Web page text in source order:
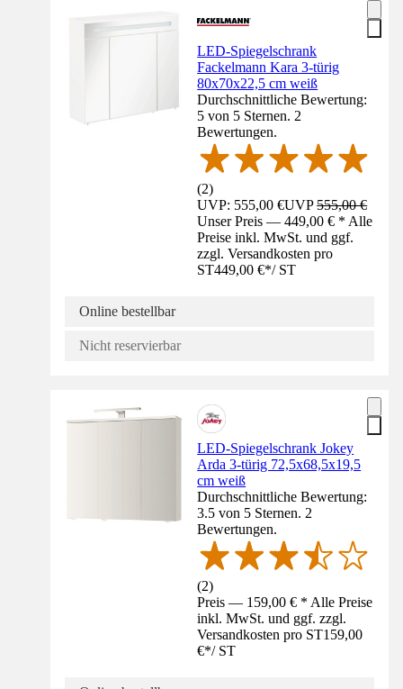
LED-Spiegelschrank
Fackelmann Kara 3-türig
80x70x22,5 cm weiß
Durchschnittliche Bewertung:
5 von 5 Sternen. 2
Bewertungen.
(2)
UVP: 555,00 €UVP555,00 €
Unser Preis — 449,00 € * Alle
Preise inkl. MwSt. und ggf.
zzgl. Versandkosten pro
ST449,00 €*/ ST
Online bestellbar
Nicht reservierbar
LED-Spiegelschrank Jokey
Arda 3-türig 72,5x68,5x19,5
cm weiß
Durchschnittliche Bewertung:
3.5 von 5 Sternen. 2
Bewertungen.
(2)
Preis — 159,00 € * Alle Preise
inkl. MwSt. und ggf. zzgl.
Versandkosten pro ST159,00
€*/ ST